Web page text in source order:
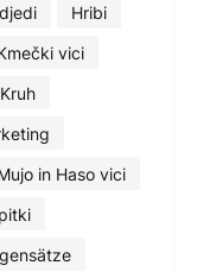
Hribi
vici
Kruh
in Haso vici